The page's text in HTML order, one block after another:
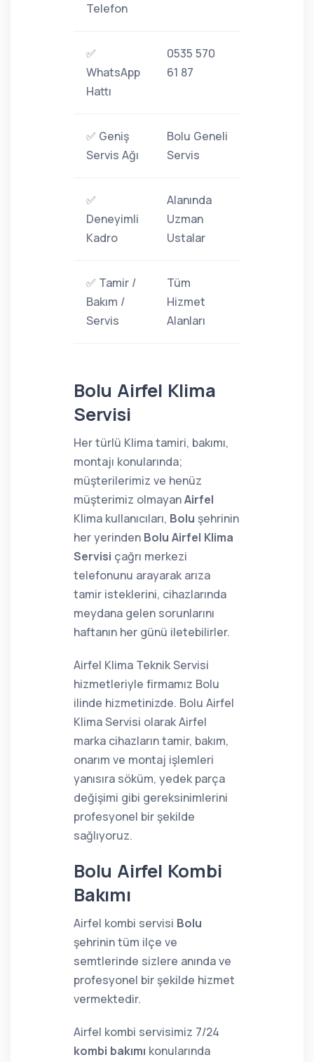
Telefon
✅
WhatsApp
Hattı
0535 570
61 87
✅ Geniş
Servis Ağı
Bolu Geneli
Servis
✅
Deneyimli
Kadro
Alanında
Uzman
Ustalar
✅ Tamir /
Bakım /
Servis
Tüm
Hizmet
Alanları
Bolu Airfel Klima
Servisi
Her türlü Klima tamiri, bakımı,
montajı konularında;
müşterilerimiz ve henüz
müşterimiz olmayanAirfel
Klima kullanıcıları, Bolu şehrinin
her yerinden Bolu Airfel Klima
Servisi çağrı merkezi
telefonunu arayarak arıza
tamir isteklerini, cihazlarında
meydana gelen sorunlarını
haftanın her günü iletebilirler.
Airfel Klima Teknik Servisi
hizmetleriyle firmamız Bolu
ilinde hizmetinizde. Bolu Airfel
Klima Servisi olarak Airfel
marka cihazların tamir, bakım,
onarım ve montaj işlemleri
yanısıra söküm, yedek parça
değişimi gibi gereksinimlerini
profesyonel bir şekilde
sağlıyoruz.
Bolu Airfel Kombi
Bakımı
Airfel kombi servisi Bolu
şehrinin tüm ilçe ve
semtlerinde sizlere anında ve
profesyonel bir şekilde hizmet
vermektedir.
Airfel kombi servisimiz 7/24
kombi bakımı konularında